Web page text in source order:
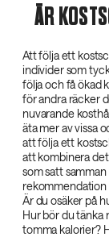
ÄR
Att följa ett
individer som
följa och få ökad
för andra räcker
nuvarande
äta mer av vissa
att följa ett
att kombinera
som satt
rekommendation
Är du osäker på
Hur bör du tänka
tomma kalorier?